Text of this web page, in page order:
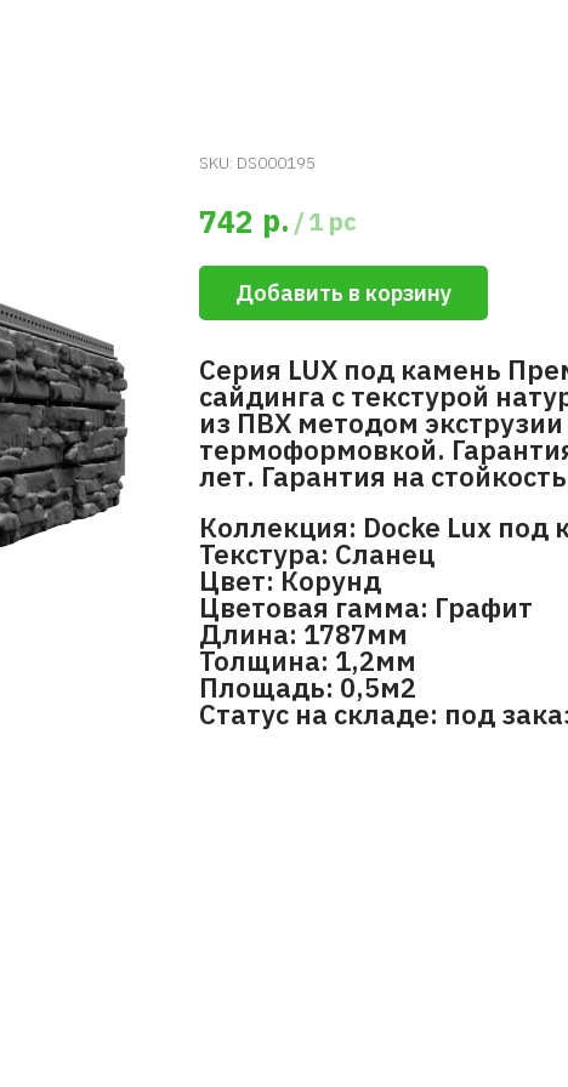
SKU: DS000195
742 р. /1 pc
Добавить в корзину
Серия LUX под камень
сайдинга с текстурой
из ПВХ методом
термоформовкой.
лет. Гарантия на
Коллекция: Docke Lux под
Текстура: Сланец
Цвет: Корунд
Цветовая гамма: Графит
Длина: 1787мм
Толщина: 1,2мм
Площадь: 0,5м2
Статус на складе: под